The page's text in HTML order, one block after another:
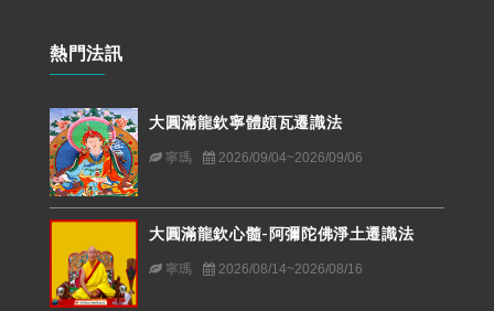
熱門法訊
大圓滿龍欽寧體頗瓦遷識法
寧瑪 2026/09/04~2026/09/06
大圓滿龍欽心髓-阿彌陀佛淨土遷識法
寧瑪 2026/08/14~2026/08/16